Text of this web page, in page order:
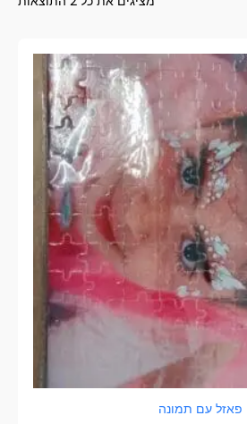
פאזל עם תמונה